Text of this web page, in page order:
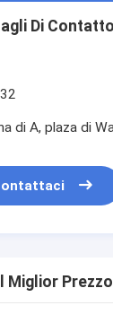
Di Contatto
di A, plaza di
Miglior